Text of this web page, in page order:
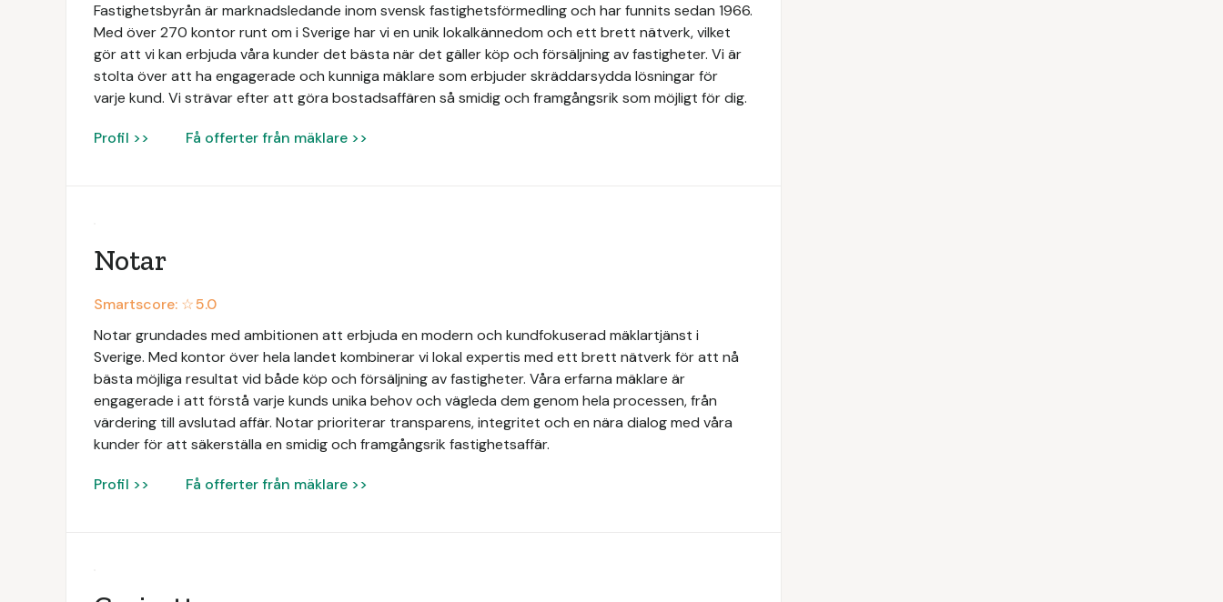
Fastighetsbyrån är marknadsledande inom svensk fastighetsförmedling och har funnits sedan 1966.
Med över 270 kontor runt om i Sverige har vi en unik lokalkännedom och ett brett nätverk, vilket
gör att vi kan erbjuda våra kunder det bästa när det gäller köp och försäljning av fastigheter. Vi är
stolta över att ha engagerade och kunniga mäklare som erbjuder skräddarsydda lösningar för
varje kund. Vi strävar efter att göra bostadsaffären så smidig och framgångsrik som möjligt för dig.
Profil >> Få offerter från mäklare >>
Notar
Smartscore: ☆5.0
Notar grundades med ambitionen att erbjuda en modern och kundfokuserad mäklartjänst i
Sverige. Med kontor över hela landet kombinerar vi lokal expertis med ett brett nätverk för att nå
bästa möjliga resultat vid både köp och försäljning av fastigheter. Våra erfarna mäklare är
engagerade i att förstå varje kunds unika behov och vägleda dem genom hela processen, från
värdering till avslutad affär. Notar prioriterar transparens, integritet och en nära dialog med våra
kunder för att säkerställa en smidig och framgångsrik fastighetsaffär.
Profil >> Få offerter från mäklare >>